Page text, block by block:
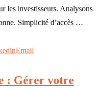
les investisseurs. Analysons
Simplicité d’accès …
Email
: Gérer votre